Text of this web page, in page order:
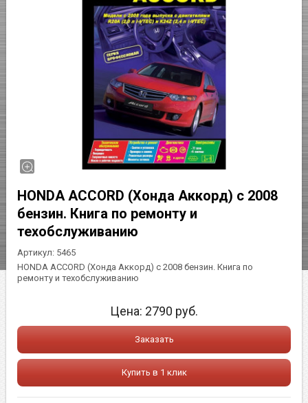
HONDA ACCORD (Хонда Аккорд) с 2008
бензин. Книга по ремонту и
техобслуживанию
Артикул: 5465
HONDA ACCORD (Хонда Аккорд) с 2008 бензин. Книга по
ремонту и техобслуживанию
Цена: 2790 руб.
Заказать
Купить в 1 клик